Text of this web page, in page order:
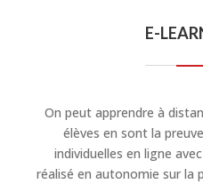
E-
On peut apprendre à
élèves en sont la
individuelles en ligne
réalisé en autonomie sur la